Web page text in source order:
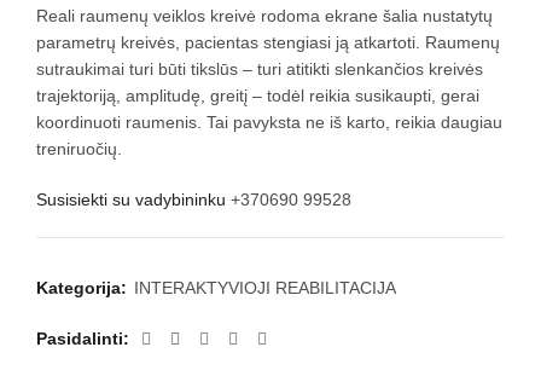
Reali raumenų veiklos kreivė rodoma ekrane šalia nustatytų
parametrų kreivės, pacientas stengiasi ją atkartoti. Raumenų
sutraukimai turi būti tikslūs – turi atitikti slenkančios kreivės
trajektoriją, amplitudę, greitį – todėl reikia susikaupti, gerai
koordinuoti raumenis. Tai pavyksta ne iš karto, reikia daugiau
treniruočių.
Susisiekti su vadybininku +370690 99528
Kategorija: INTERAKTYVIOJI REABILITACIJA
Pasidalinti